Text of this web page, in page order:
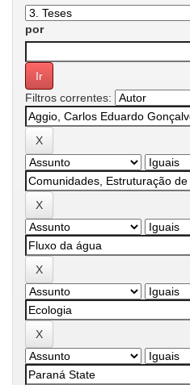
por
Filtros correntes: